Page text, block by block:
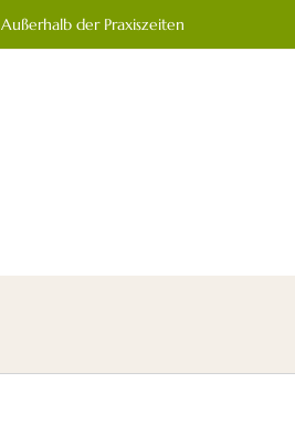
Außerhalb der Praxiszeiten